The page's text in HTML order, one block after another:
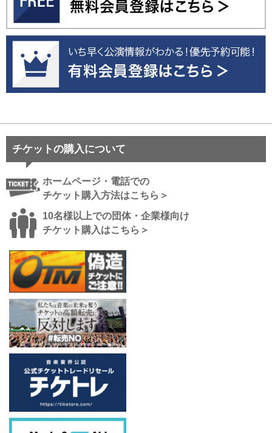
チケットの購入について
ホームページ・電話での
チケット購入方法はこちら＞
10名様以上での団体・企業様向け
チケット購入はこちら＞